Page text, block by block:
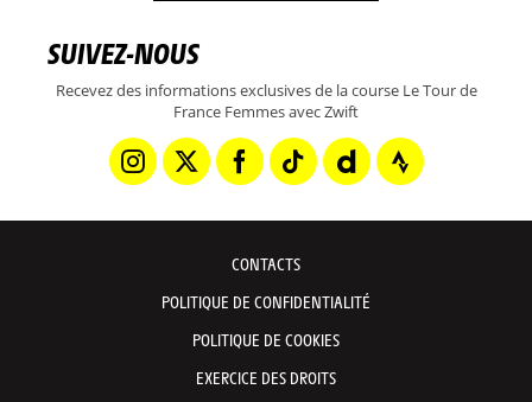
SUIVEZ-NOUS
Recevez des informations exclusives de la course Le Tour de
France Femmes avec Zwift
CONTACTS
POLITIQUE DE CONFIDENTIALITÉ
POLITIQUE DE COOKIES
EXERCICE DES DROITS